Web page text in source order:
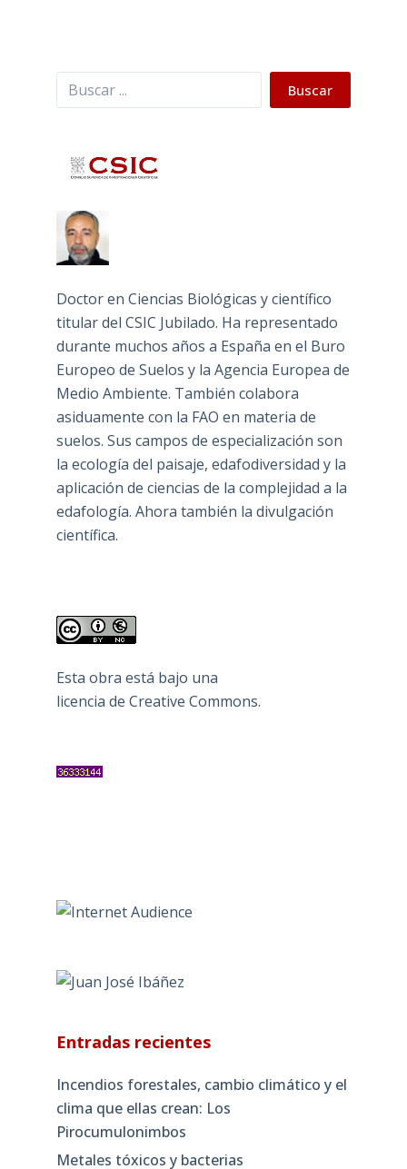
Buscar Buscar
Doctor en Ciencias Biológicas y científico
titular del CSIC Jubilado. Ha representado
durante muchos años a España en el Buro
Europeo de Suelos y la Agencia Europea de
Medio Ambiente. También colabora
asiduamente con la FAO en materia de
suelos. Sus campos de especialización son
la ecología del paisaje, edafodiversidad y la
aplicación de ciencias de la complejidad a la
edafología. Ahora también la divulgación
científica.
Esta obra está bajo una
licencia de Creative Commons.
Entradas recientes
Incendios forestales, cambio climático y el
clima que ellas crean: Los
Pirocumulonimbos
Metales tóxicos y bacterias